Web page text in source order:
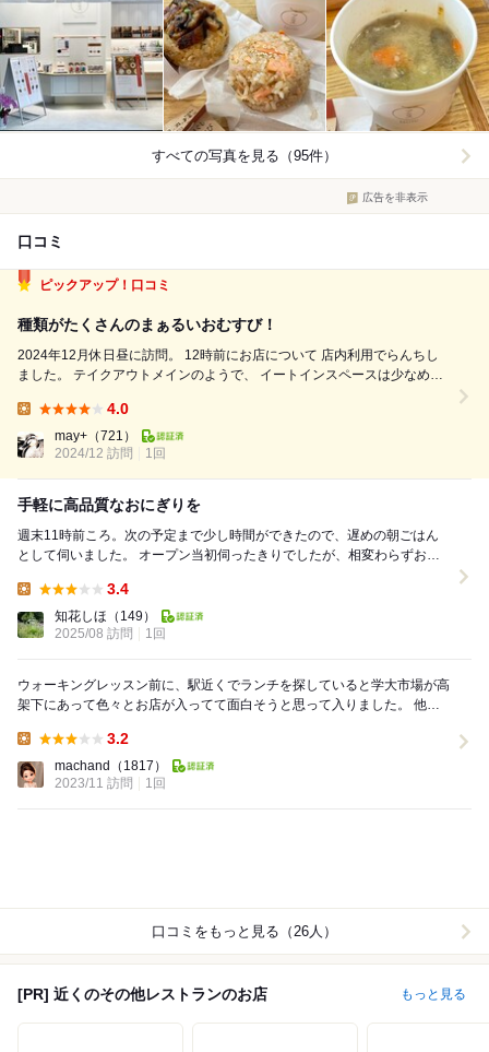
すべての写真を見る（95件）
広告を非表示
口コミ
ピックアップ！口コミ
種類がたくさんのまぁるいおむすび！
2024年12月休日昼に訪問。 12時前にお店について 店内利用でらんちし
ました。 テイクアウトメインのようで、 イートインスペースは少なめ。
4.0
may+ （721）
2024/12 訪問
1回
手軽に高品質なおにぎりを
週末11時前ころ。次の予定まで少し時間ができたので、遅めの朝ごはん
として伺いました。 オープン当初伺ったきりでしたが、相変わらずおに
3.4
知花しほ （149）
2025/08 訪問
1回
ウォーキングレッスン前に、駅近くでランチを探していると学大市場が高
架下にあって色々とお店が入ってて面白そうと思って入りました。 他に
3.2
machand
（1817）
2023/11 訪問
1回
口コミをもっと見る（26人）
[PR] 近くのその他レストランのお店 もっと見る